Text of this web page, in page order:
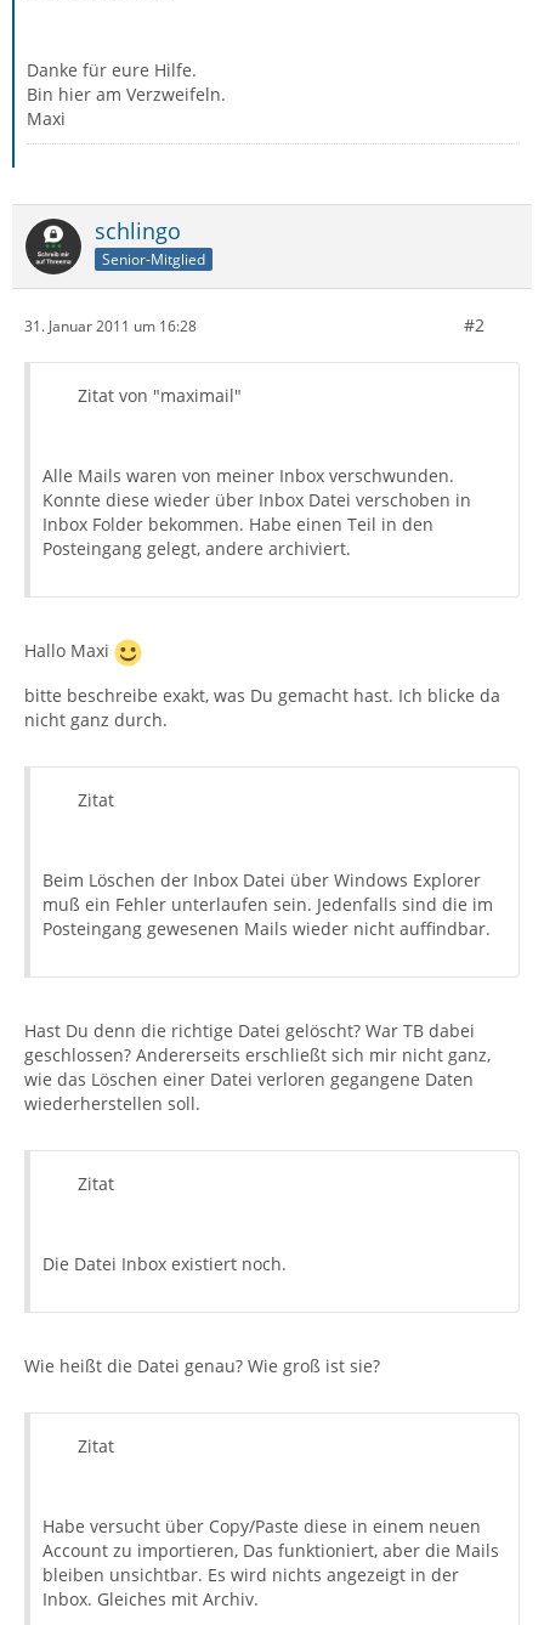
Danke für eure Hilfe.
Bin hier am Verzweifeln.
Maxi
schlingo
Senior-Mitglied
31. Januar 2011 um 16:28 #2
Zitat von "maximail"
Alle Mails waren von meiner Inbox verschwunden.
Konnte diese wieder über Inbox Datei verschoben in
Inbox Folder bekommen. Habe einen Teil in den
Posteingang gelegt, andere archiviert.
Hallo Maxi
bitte beschreibe exakt, was Du gemacht hast. Ich blicke da
nicht ganz durch.
Zitat
Beim Löschen der Inbox Datei über Windows Explorer
muß ein Fehler unterlaufen sein. Jedenfalls sind die im
Posteingang gewesenen Mails wieder nicht auffindbar.
Hast Du denn die richtige Datei gelöscht? War TB dabei
geschlossen? Andererseits erschließt sich mir nicht ganz,
wie das Löschen einer Datei verloren gegangene Daten
wiederherstellen soll.
Zitat
Die Datei Inbox existiert noch.
Wie heißt die Datei genau? Wie groß ist sie?
Zitat
Habe versucht über Copy/Paste diese in einem neuen
Account zu importieren, Das funktioniert, aber die Mails
bleiben unsichtbar. Es wird nichts angezeigt in der
Inbox. Gleiches mit Archiv.